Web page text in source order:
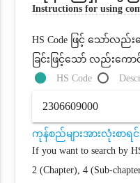
Instructions for using
HS Code ဖြင့် သော်
ခြင်းဖြင့်သော် လည်းကော
HS Code
ကုန်စည်များအားလုံးစာရင်
If you want to search by
2 (Chapter), 4 (Sub-